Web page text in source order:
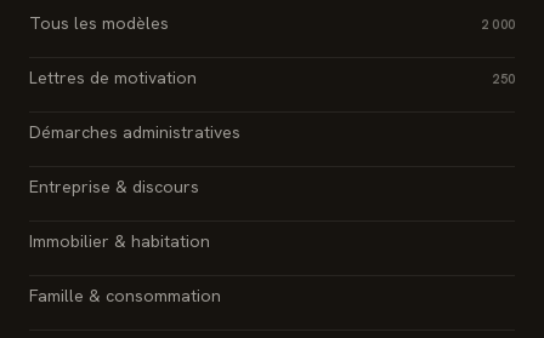
Tous les modèles 2 000
Lettres de motivation 250
Démarches administratives
Entreprise & discours
Immobilier & habitation
Famille & consommation